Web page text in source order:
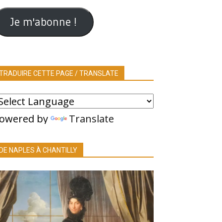
Je m'abonne !
CETTE PAGE / TRANSLATE
by Translate
NAPLES À CHANTILLY